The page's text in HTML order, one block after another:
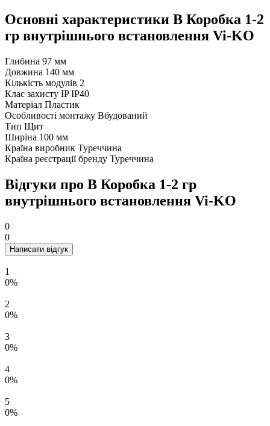
Основні характеристики В Коробка 1-2
гр внутрішнього встановлення Vi-KO
Глибина 97 мм
Довжина 140 мм
Кількість модулів 2
Клас захисту IP IP40
Матеріал Пластик
Особливості монтажу Вбудований
Тип Щит
Ширіна 100 мм
Країна виробник Туреччина
Країна реєстрації бренду Туреччина
Відгуки про В Коробка 1-2 гр
внутрішнього встановлення Vi-KO
0
0
Написати відгук
1
0%
2
0%
3
0%
4
0%
5
0%